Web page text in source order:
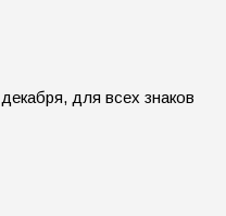
для всех знаков